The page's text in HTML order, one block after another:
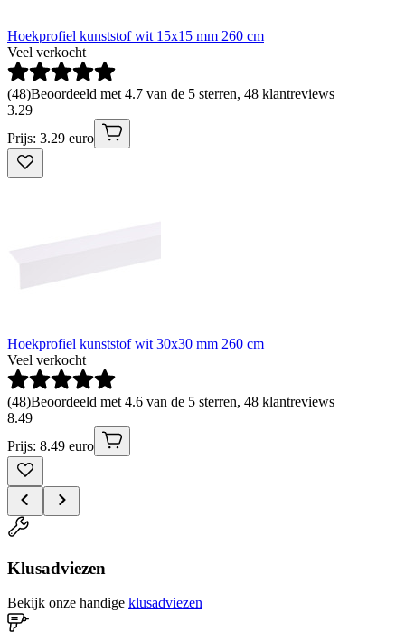
Hoekprofiel kunststof wit 15x15 mm 260 cm
Veel verkocht
(48)Beoordeeld met 4.7 van de 5 sterren, 48 klantreviews
3.29
Prijs: 3.29 euro
Hoekprofiel kunststof wit 30x30 mm 260 cm
Veel verkocht
(48)Beoordeeld met 4.6 van de 5 sterren, 48 klantreviews
8.49
Prijs: 8.49 euro
Klusadviezen
Bekijk onze handige klusadviezen